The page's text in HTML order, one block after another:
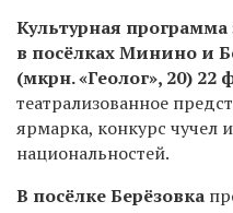
Культурная
в посёлках Минино и
(мкрн. «Геолог», 20) 22
театрализованное
ярмарка, конкурс чучел
национальностей.
В посёлке Берёзовка